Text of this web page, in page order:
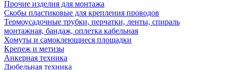
Прочие изделия для монтажа
Скобы пластиковые для крепления проводов
Термоусадочные трубки, перчатки, ленты, спираль
монтажная, бандаж, оплетка кабельная
Хомуты и самоклеющиеся площадки
Крепеж и метизы
Анкерная техника
Дюбельная техника